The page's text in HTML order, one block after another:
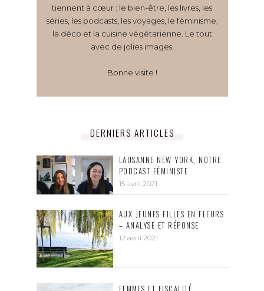
tiennent à cœur : le bien-être, les livres, les
séries, les podcasts, les voyages, le féminisme,
la déco et la cuisine végétarienne. Le tout
avec de jolies images.
Bonne visite !
DERNIERS ARTICLES
LAUSANNE NEW YORK, NOTRE
PODCAST FÉMINISTE
15 avril 2021
AUX JEUNES FILLES EN FLEURS
– ANALYSE ET RÉPONSE
12 avril 2021